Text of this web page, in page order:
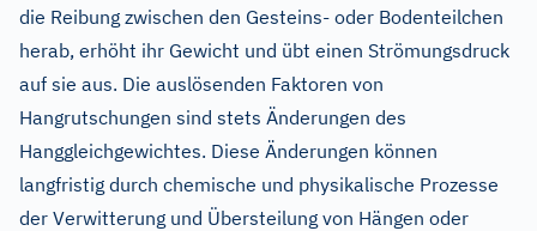
die Reibung zwischen den Gesteins- oder Bodenteilchen
herab, erhöht ihr Gewicht und übt einen Strömungsdruck
auf sie aus. Die auslösenden Faktoren von
Hangrutschungen sind stets Änderungen des
Hanggleichgewichtes. Diese Änderungen können
langfristig durch chemische und physikalische Prozesse
der Verwitterung und Übersteilung von Hängen oder